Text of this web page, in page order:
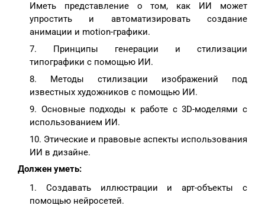
Иметь представление о том, как ИИ может
упростить и автоматизировать создание
анимации и motion-графики.
Принципы генерации и стилизации
типографики с помощью ИИ.
Методы стилизации изображений под
известных художников с помощью ИИ.
Основные подходы к работе с 3D-моделями с
использованием ИИ.
Этические и правовые аспекты использования
ИИ в дизайне.
Должен уметь:
Создавать иллюстрации и арт-объекты с
помощью нейросетей.